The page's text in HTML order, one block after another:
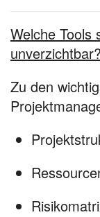
Welche Tools
unverzichtbar?
Zu den